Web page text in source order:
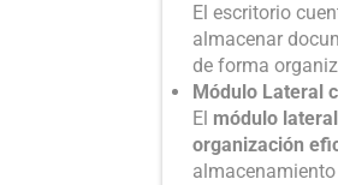
El escritorio
almacenar
de forma
Módulo Lateral
El módulo lateral
organización